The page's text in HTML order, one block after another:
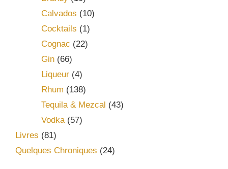
Calvados (10)
Cocktails (1)
Cognac (22)
Gin (66)
Liqueur (4)
Rhum (138)
Tequila & Mezcal (43)
Vodka(57)
Livres (81)
Quelques Chroniques (24)